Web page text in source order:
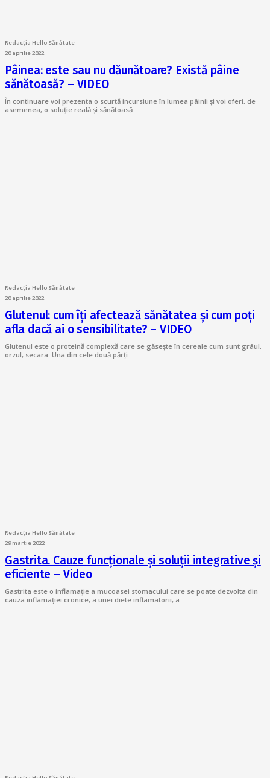
Redacția Hello Sănătate
20 aprilie 2022
Pâinea: este sau nu dăunătoare? Există pâine
sănătoasă? – VIDEO
În continuare voi prezenta o scurtă incursiune în lumea pâinii și voi oferi, de
asemenea, o soluție reală și sănătoasă…
Redacția Hello Sănătate
20 aprilie 2022
Glutenul: cum îți afectează sănătatea și cum poți
afla dacă ai o sensibilitate? – VIDEO
Glutenul este o proteină complexă care se găsește în cereale cum sunt grâul,
orzul, secara. Una din cele două părți…
Redacția Hello Sănătate
29 martie 2022
Gastrita. Cauze funcționale și soluții integrative și
eficiente – Video
Gastrita este o inflamație a mucoasei stomacului care se poate dezvolta din
cauza inflamației cronice, a unei diete inflamatorii, a…